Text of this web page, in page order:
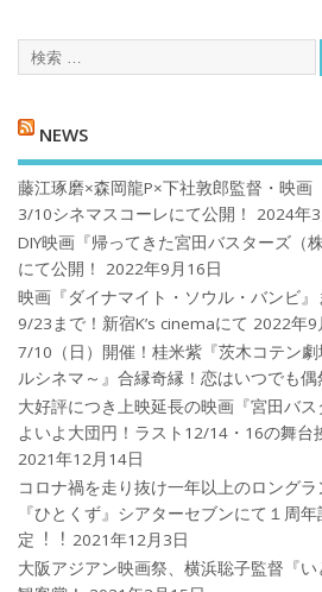
NEWS
藤江琢磨×森岡龍P×下社敦郎監督・映画『
3/10シネマスコーレにて公開！
2024年
DIY映画『帰ってきた宮田バスターズ（
にて公開！
2022年9月16日
映画『ダイナマイト・ソウル・バンビ』
9/23まで！新宿K’s cinemaにて 2022年9
7/10（日）開催！桂米紫『茨木コテン
ルシネマ～』合縁奇縁！恋はいつでも偶
大好評につき上映延長の映画『宮田バ
よいよ大団円！ラスト12/14・16の舞台
2021年12月14日
コロナ禍を⾛り抜け⼀年以上のロング
『ひとくず』シアターセブンにて１周
定︕︕ 2021年12月3日
大阪アジアン映画祭、横浜聡子監督『